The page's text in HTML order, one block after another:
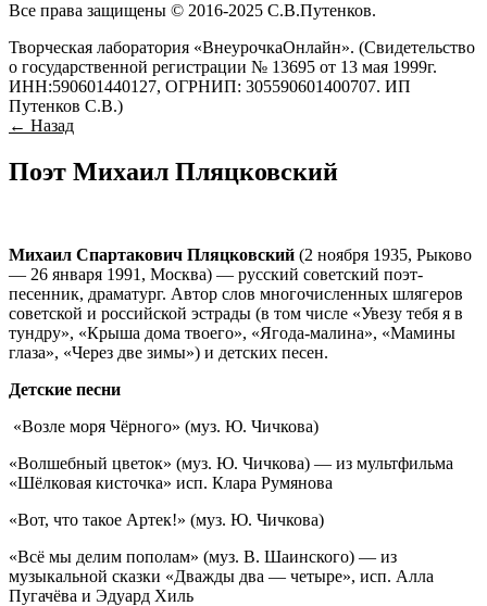
Все права защищены © 2016-2025 С.В.Путенков.
Творческая лаборатория «ВнеурочкаОнлайн». (Свидетельство
о государственной регистрации № 13695 от 13 мая 1999г.
ИНН:590601440127, ОГРНИП: 305590601400707. ИП
Путенков С.В.)
← Назад
Поэт Михаил Пляцковский
Михаил Спартакович Пляцковский (2 ноября 1935, Рыково
— 26 января 1991, Москва) — русский советский поэт-
песенник, драматург. Автор слов многочисленных шлягеров
советской и российской эстрады (в том числе «Увезу тебя я в
тундру», «Крыша дома твоего», «Ягода-малина», «Мамины
глаза», «Через две зимы») и детских песен.
Детские песни
«Возле моря Чёрного» (муз. Ю. Чичкова)
«Волшебный цветок» (муз. Ю. Чичкова) — из мультфильма
«Шёлковая кисточка» исп. Клара Румянова
«Вот, что такое Артек!» (муз. Ю. Чичкова)
«Всё мы делим пополам» (муз. В. Шаинского) — из
музыкальной сказки «Дважды два — четыре», исп. Алла
Пугачёва и Эдуард Хиль